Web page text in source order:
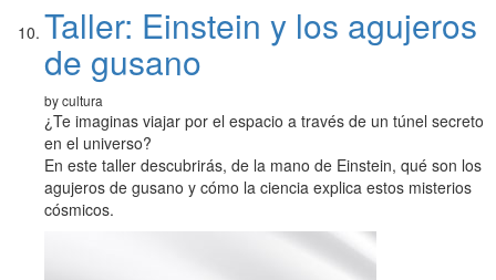
Taller: Einstein y los agujeros
de gusano
by cultura
¿Te imaginas viajar por el espacio a través de un túnel secreto
en el universo?
En este taller descubrirás, de la mano de Einstein, qué son los
agujeros de gusano y cómo la ciencia explica estos misterios
cósmicos.